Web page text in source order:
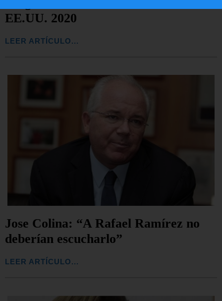
EE.UU. 2020
LEER ARTÍCULO...
Jose Colina: “A Rafael Ramírez no
deberían escucharlo”
LEER ARTÍCULO...